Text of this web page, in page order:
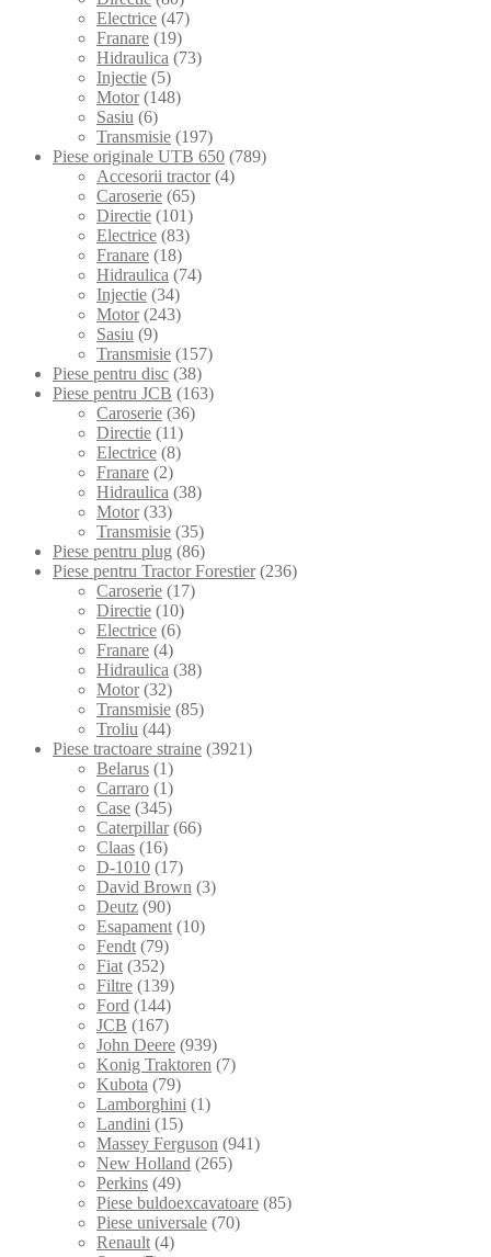
Electrice (47)
Franare (19)
Hidraulica (73)
Injectie (5)
Motor (148)
Sasiu (6)
Transmisie (197)
Piese originale UTB 650 (789)
Accesorii tractor (4)
Caroserie (65)
Directie (101)
Electrice (83)
Franare (18)
Hidraulica (74)
Injectie (34)
Motor (243)
Sasiu (9)
Transmisie (157)
Piese pentru disc (38)
Piese pentru JCB (163)
Caroserie (36)
Directie (11)
Electrice (8)
Franare (2)
Hidraulica (38)
Motor (33)
Transmisie (35)
Piese pentru plug (86)
Piese pentru Tractor Forestier (236)
Caroserie (17)
Directie (10)
Electrice (6)
Franare (4)
Hidraulica (38)
Motor (32)
Transmisie (85)
Troliu (44)
Piese tractoare straine (3921)
Belarus (1)
Carraro (1)
Case (345)
Caterpillar (66)
Claas (16)
D-1010 (17)
David Brown (3)
Deutz (90)
Esapament (10)
Fendt (79)
Fiat (352)
Filtre (139)
Ford (144)
JCB (167)
John Deere (939)
Konig Traktoren (7)
Kubota (79)
Lamborghini (1)
Landini (15)
Massey Ferguson (941)
New Holland (265)
Perkins (49)
Piese buldoexcavatoare (85)
Piese universale (70)
Renault (4)